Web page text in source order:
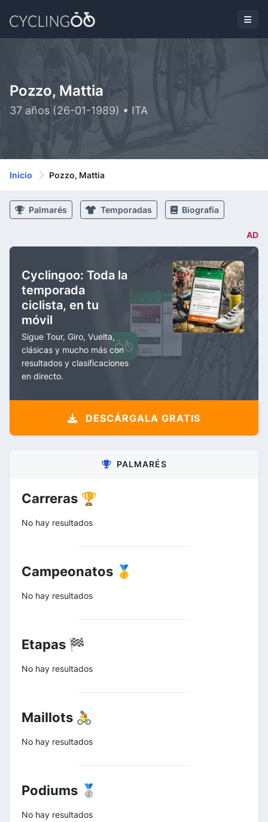
Pozzo, Mattia
37 años (26-01-1989) • ITA
Inicio Pozzo, Mattia
Palmarés Temporadas Biografía
AD
Cyclingoo: Toda la
temporada
ciclista, en tu
móvil
Sigue Tour, Giro, Vuelta,
clásicas y mucho más con
resultados y clasificaciones
en directo.
DESCÁRGALA GRATIS
PALMARÉS
Carreras 🏆
No hay resultados
Campeonatos 🥇
No hay resultados
Etapas 🏁
No hay resultados
Maillots 🚴
No hay resultados
Podiums 🥈
No hay resultados